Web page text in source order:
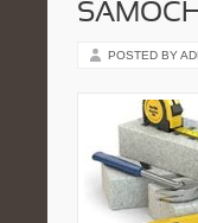
POSTED BY